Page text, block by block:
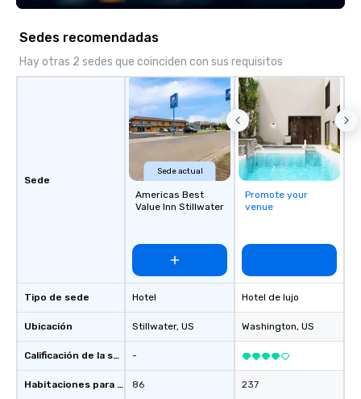
dinner Experience The City's Haunted
special evening, you and your team
will have the perfect opportunity to
get to know each other better! Your
guide is well-versed in local culture,
so you can expect a fun, engaging,
of corporate clients,
Sedes recomendadas
Hay otras 2 sedes que coinciden con sus requisitos
Sede
Tipo de sede
Ubicación
Calificación de la sede
Habitaciones para huéspedes
Sede actual
Americas Best
Value Inn Stillwater
Hotel
Stillwater, US
-
86
Promote your
venue
Hotel de lujo
Washington, US
237